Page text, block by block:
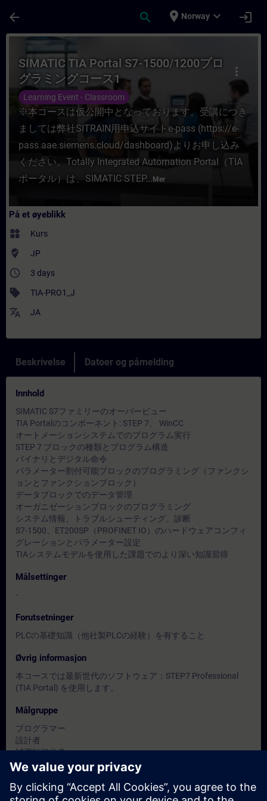
arrow_back search place Norway expand_more login
Kurs - SIMATIC TIA Portal S7-1500/
more_vert
SIMATIC TIA Portal S7-1500/1200プロ
グラミングコース1
Learning Event - Classroom
※本コースは仮公開中となっております。受講につき
ましては弊社SITRAIN用申込サイトe-pass (https://e-
pass.aae.siemens.cloud/dashboard)よりお申し込み
ください。Totally Integrated Automation Portal（TIA
ポータル）は、SIMATIC STEP... Mer
På et øyeblikk
widgets Kurs
where_to_vote JP
access_time 3 days
sell TIA-PRO1_J
translate JA
Beskrivelse Datoer og påmelding
Innhold
SIMATIC S7ファミリーのオーバービュー
TIA Portalのコンポーネント: STEP 7、 WinCC
オートメーションシステムでのプログラム実行
STEP 7 ブロックの種類とプログラム構造
バイナリとデジタル命令
パラメーター割付可能ブロックのプログラミング（ファンクシ
ョンとファンクションブロック）
データブロックでのデータ管理
オーガニゼーションブロックのプログラミング
システム情報、トラブルシューティング、診断
S7-1500、ET200SP（PROFINET IO）のハードウェアコンフィ
グレーションとパラメーター設定
TIAシステムモデルを使用した課題でのより深い知識習得
Målsettinger
-
Forutsetninger
PLCの基礎知識（他社製PLCの経験）を有すること
Øvrig informasjon
本コースでは最新世代のソフトウェア：STEP7 Professional
(TIA Portal) を使用します。
Målgruppe
プログラマー
設計者
試運転担当者